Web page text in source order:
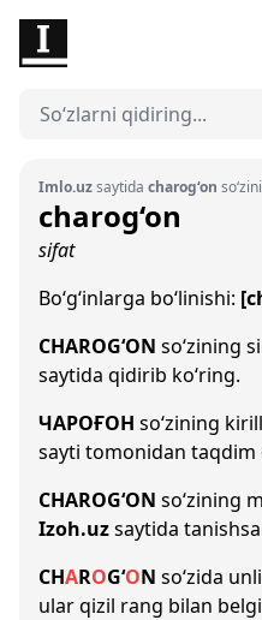
Imlo.uzsaytida charog‘on
charog‘on
sifat
Bo‘g‘inlarga bo‘linishi:
CHAROG‘ON so‘zining
saytida qidirib ko‘ring.
ЧАРОҒОН so‘zining
sayti tomonidan taqdim
CHAROG‘ON so‘zining
Izoh.uzsaytida
CHAROG‘ON so‘zida
ular qizil rang bilan